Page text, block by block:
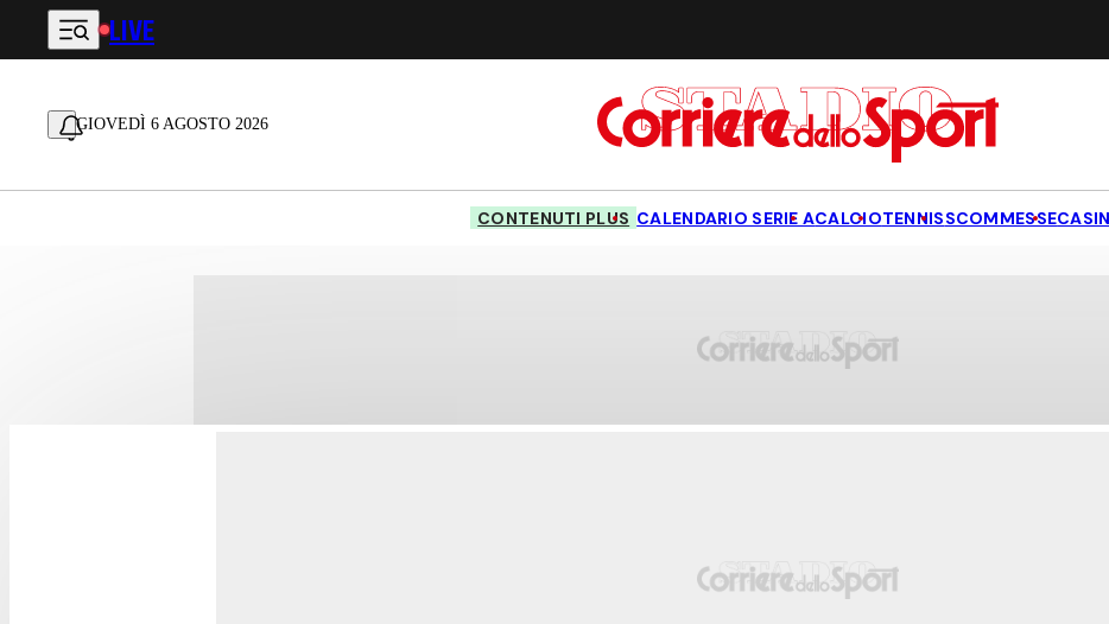
Vai al contenuto principale
LIVE
GIOVEDÌ 6 AGOSTO 2026
CONTENUTI PLUS CALENDARIO SERIE ACALCIOTENNISSCOMMESSE